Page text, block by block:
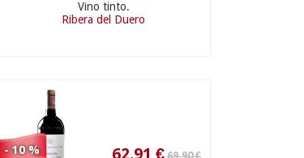
Vino tinto.
Ribera del Duero
- 10 %
62.91€